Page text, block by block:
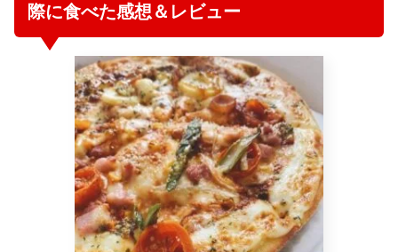
際に食べた感想＆レビュー